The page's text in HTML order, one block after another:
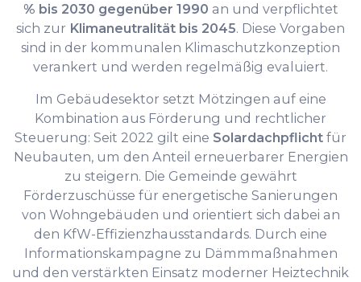
% bis 2030 gegenüber 1990 an und verpflichtet
sich zur Klimaneutralität bis 2045. Diese Vorgaben
sind in der kommunalen Klimaschutzkonzeption
verankert und werden regelmäßig evaluiert.
Im Gebäudesektor setzt Mötzingen auf eine
Kombination aus Förderung und rechtlicher
Steuerung: Seit 2022 gilt eine Solardachpflicht für
Neubauten, um den Anteil erneuerbarer Energien
zu steigern. Die Gemeinde gewährt
Förderzuschüsse für energetische Sanierungen
von Wohngebäuden und orientiert sich dabei an
den KfW-Effizienzhausstandards. Durch eine
Informationskampagne zu Dämmmaßnahmen
und den verstärkten Einsatz moderner Heiztechnik